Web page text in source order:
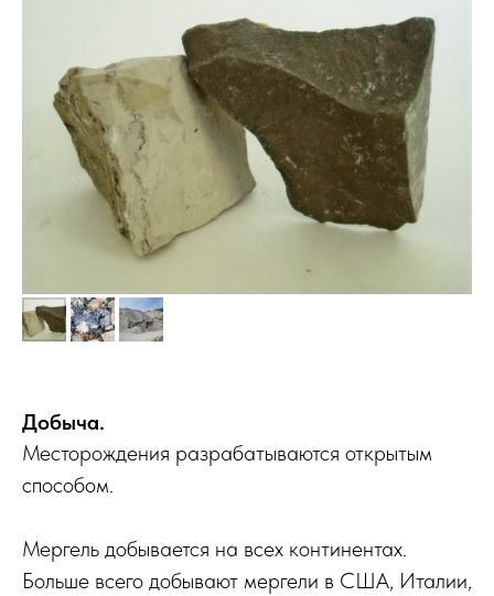
Добыча.
Месторождения разрабатываются открытым
способом.
Мергель добывается на всех континентах.
Больше всего добывают мергели в США, Италии,